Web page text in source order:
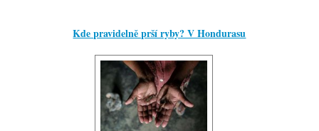
Kde pravidelně prší ryby? V Hondurasu